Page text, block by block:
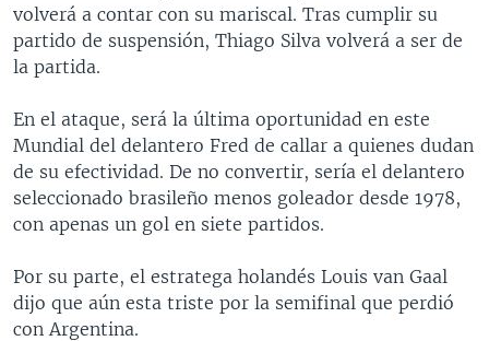
volverá a contar con su mariscal. Tras cumplir su
partido de suspensión, Thiago Silva volverá a ser de
la partida.
En el ataque, será la última oportunidad en este
Mundial del delantero Fred de callar a quienes dudan
de su efectividad. De no convertir, sería el delantero
seleccionado brasileño menos goleador desde 1978,
con apenas un gol en siete partidos.
Por su parte, el estratega holandés Louis van Gaal
dijo que aún esta triste por la semifinal que perdió
con Argentina.